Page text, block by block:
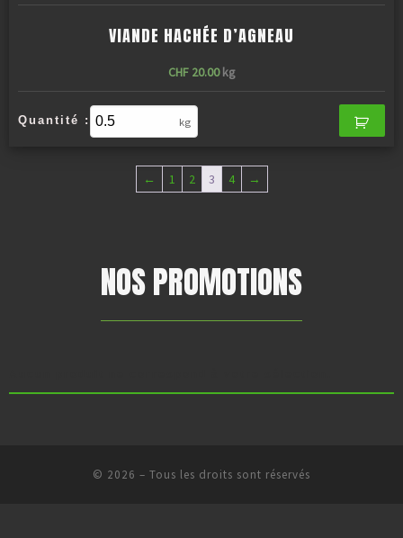
VIANDE HACHÉE D’AGNEAU
CHF20.00 kg
Quantité : kg
← 1 2 3 4 →
NOS PROMOTIONS
© 2026 – Tous les droits sont réservés